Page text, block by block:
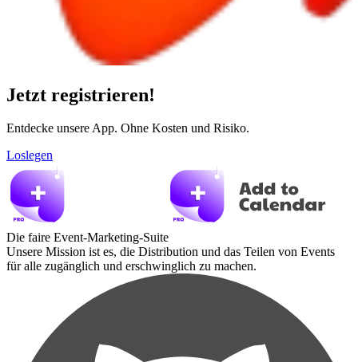
Jetzt registrieren!
Entdecke unsere App. Ohne Kosten und Risiko.
Loslegen
Die faire Event-Marketing-Suite
Unsere Mission ist es, die Distribution und das Teilen von Events
für alle zugänglich und erschwinglich zu machen.